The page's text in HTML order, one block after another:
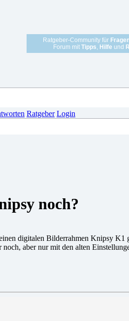
Ratgeber-Community für
Forum mit Tipps, Hilfe und
Ratgeber Login
noch?
digitalen Bilderrahmen Knipsy
aber nur mit den alten